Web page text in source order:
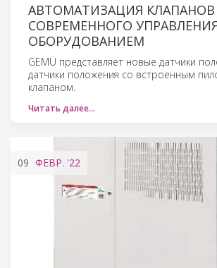
АВТОМАТИЗАЦИЯ
СОВРЕМЕННОГО
ОБОРУДОВАНИЕМ
GEMÜ представляет новые датчики
датчики положения со встроенным
клапаном.
Читать далее…
09 ФЕВР. '22